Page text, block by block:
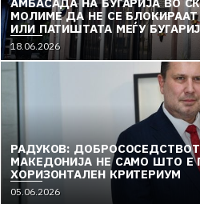
МОЛИМЕ ДА НЕ СЕ БЛОКИРААТ
ИЛИ ПАТИШТАТА МЕЃУ
МАКЕДОНИЈА
18.06.2026
РАДУКОВ:
МАКЕДОНИЈА НЕ САМО ШТО Е
ХОРИЗОНТАЛЕН КРИТЕРИУМ
05.06.2026